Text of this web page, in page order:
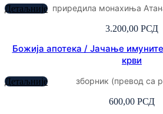
приредила монахиња
3.200,00 РСД
Детаљније
Божија апотека / Јачање
крви
зборник (превод са
600,00 РСД
Детаљније